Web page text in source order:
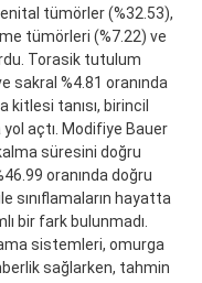
tümörler (%32.53),
tümörleri (%7.22) ve
Torasik tutulum
sakral %4.81 oranında
kitlesi tanısı, birincil
açtı. Modifiye Bauer
süresini doğru
oranında doğru
sınıflamaların hayatta
bir fark bulunmadı.
sistemleri, omurga
sağlarken, tahmin